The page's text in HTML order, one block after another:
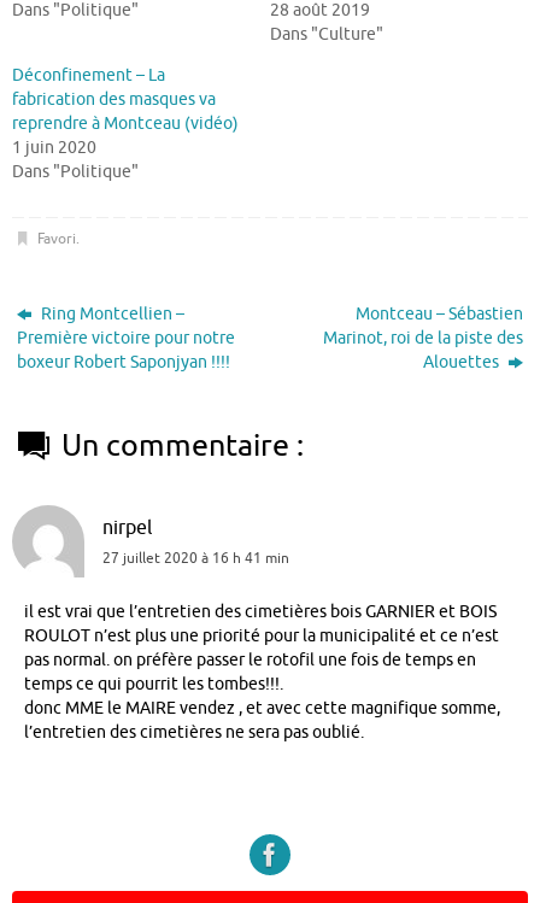
Dans "Politique"
28 août 2019
Dans "Culture"
Déconfinement – La
fabrication des masques va
reprendre à Montceau (vidéo)
1 juin 2020
Dans "Politique"
Favori.
Ring Montcellien –
Première victoire pour notre
boxeur Robert Saponjyan !!!!
Montceau – Sébastien
Marinot, roi de la piste des
Alouettes
Un commentaire :
nirpel
27 juillet 2020 à 16 h 41 min
il est vrai que l’entretien des cimetières bois GARNIER et BOIS
ROULOT n’est plus une priorité pour la municipalité et ce n’est
pas normal. on préfère passer le rotofil une fois de temps en
temps ce qui pourrit les tombes!!!.
donc MME le MAIRE vendez , et avec cette magnifique somme,
l’entretien des cimetières ne sera pas oublié.